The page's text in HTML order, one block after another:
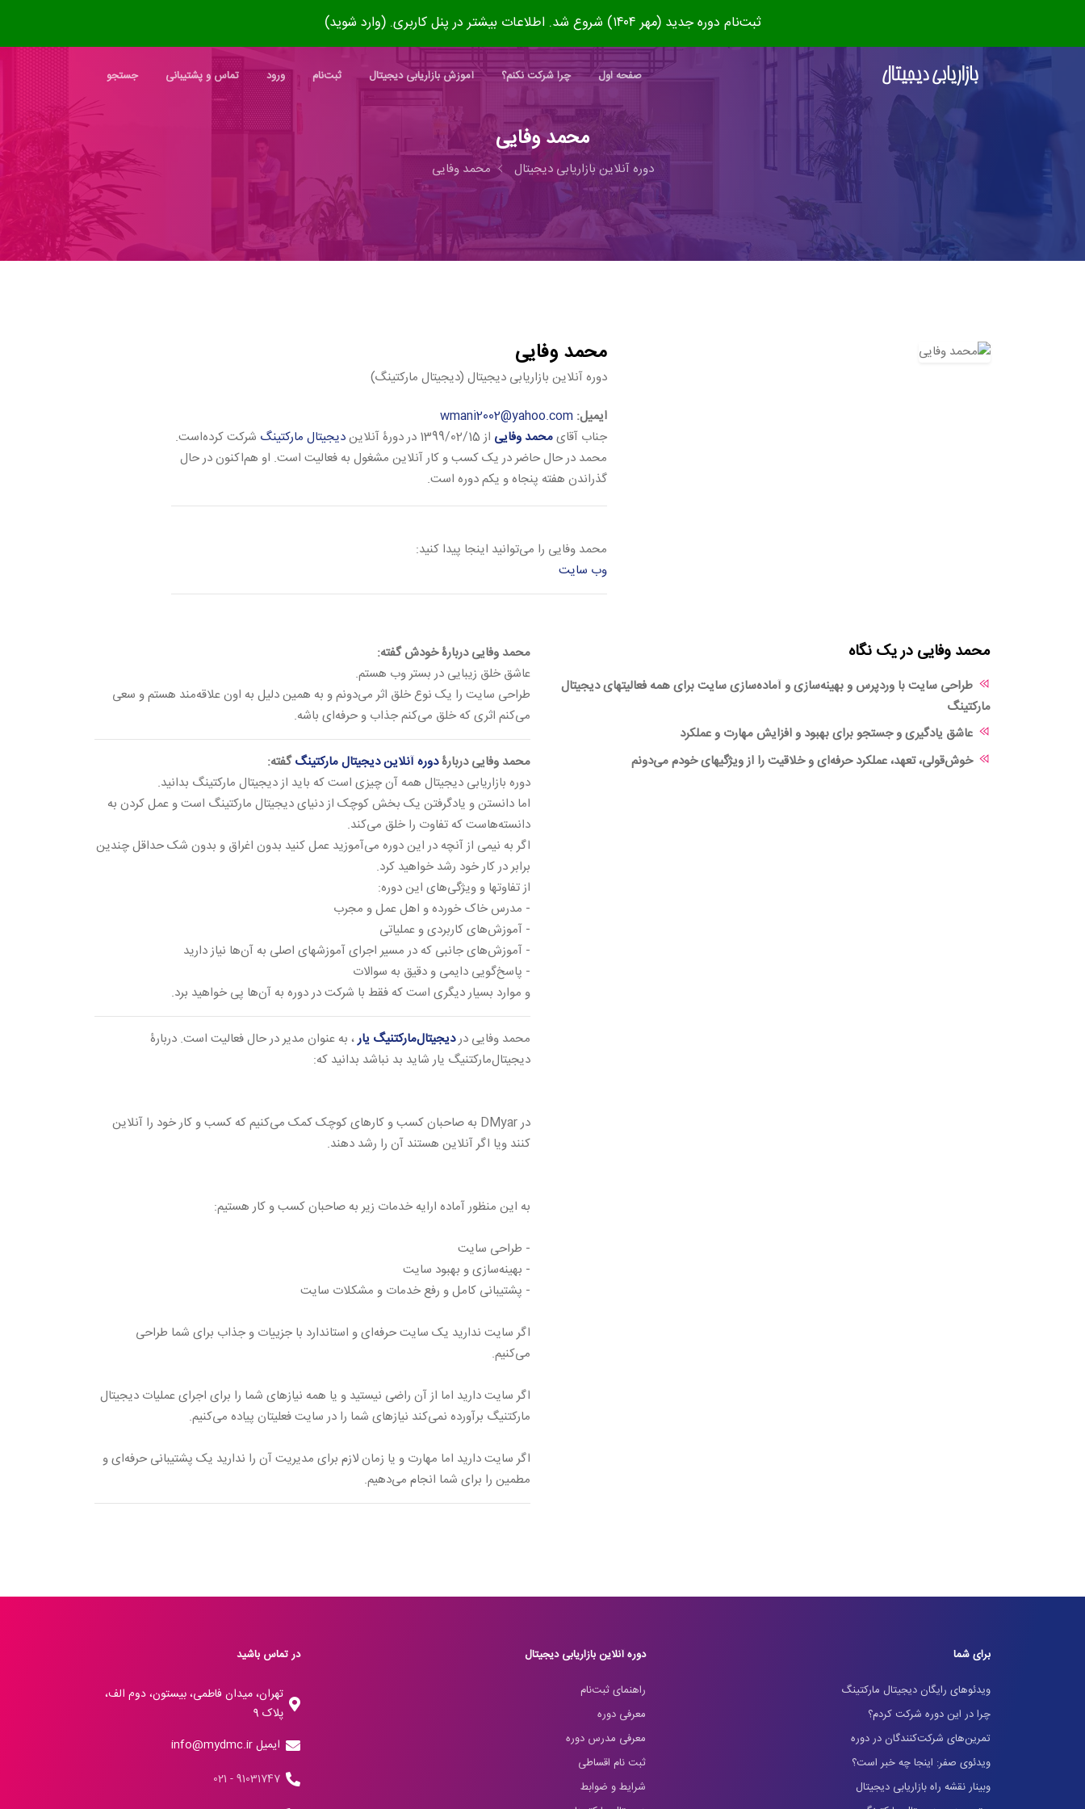
ثبت‌نام دوره جدید (مهر ۱۴۰۴) شروع شد. اطلاعات بیشتر در پنل کاربری. (وارد شوید)
صفحه اول چرا شرکت نکنم؟ آموزش بازاریابی دیجیتال ثبت‌نام ورود تماس و پشتیبانی جستجو
محمد وفایی
دوره آنلاین بازاریابی دیجیتال محمد وفایی
محمد وفایی
دوره آنلاین بازاریابی دیجیتال (دیجیتال مارکتینگ)
ایمیل: wmani2002@yahoo.com
جناب آقایمحمد وفایی از 1399/02/15 در دورۀ آنلاین دیجیتال مارکتینگ شرکت کرده‌است.
محمد در حال حاضر در یک کسب و کار آنلاین مشغول به فعالیت است. او هم‌اکنون در حال
گذراندن هفته پنجاه و یکم دوره است.
محمد وفایی را می‌توانید اینجا پیدا کنید:
وب سایت
محمد وفایی در یک نگاه
طراحی سایت با وردپرس و بهینه‌سازی و آماده‌سازی سایت برای همه فعالیتهای دیجیتال
مارکتینگ
عاشق یادگیری و جستجو برای بهبود و افزایش مهارت و عملکرد
خوش‌قولی، تعهد،‌ عملکرد حرفه‌ای و خلاقیت را از ویژگیهای خودم می‌دونم
محمد وفایی دربارۀ خودش گفته:
عاشق خلق زیبایی در بستر وب هستم.
طراحی سایت را یک نوع خلق اثر می‌دونم و به همین دلیل به اون علاقه‌مند هستم و سعی
می‌کنم اثری که خلق می‌کنم جذاب و حرفه‌ای باشه.
محمد وفایی دربارۀدوره آنلاین دیجیتال مارکتینگگفته:
دوره بازاریابی دیجیتال همه آن چیزی است که باید از دیجیتال مارکتینگ بدانید.
اما دانستن و یادگرفتن یک بخش کوچک از دنیای دیجیتال مارکتینگ است و عمل کردن به
دانسته‌هاست که تفاوت را خلق می‌کند.
اگر به نیمی از آنچه در این دوره می‌آموزید عمل کنید بدون اغراق و بدون شک حداقل چندین
برابر در کار خود رشد خواهید کرد.
از تفاوتها و ویژگی‌های این دوره:
- مدرس خاک خورده و اهل عمل و مجرب
- آموزش‌های کاربردی و عملیاتی
- آموزش‌های جانبی که در مسیر اجرای آموزشهای اصلی به آن‌ها نیاز دارید
- پاسخ‌گویی دایمی و دقیق به سوالات
و موارد بسیار دیگری است که فقط با شرکت در دوره به آن‌ها پی خواهید برد.
محمد وفایی دردیجیتال‌مارکتنیگ یار، به عنوان مدیر در حال فعالیت است. دربارۀ
دیجیتال‌مارکتنیگ یار شاید بد نباشد بدانید که:
در DMyar به صاحبان کسب و کارهای کوچک کمک می‌کنیم که کسب و کار خود را آنلاین
کنند ویا اگر آنلاین هستند آن را رشد دهند.
به این منظور آماده ارایه خدمات زیر به صاحبان کسب و کار هستیم:
- طراحی سایت
- بهینه‌سازی و بهبود سایت
- پشتیبانی کامل و رفع خدمات و مشکلات سایت
اگر سایت ندارید یک سایت حرفه‌ای و استاندارد با جزییات و جذاب برای شما طراحی
می‌کنیم.
اگر سایت دارید اما از آن راضی نیستید و یا همه نیازهای شما را برای اجرای عملیات دیجیتال
مارکتنیگ برآورده نمی‌کند نیازهای شما را در سایت فعلیتان پیاده می‌کنیم.
اگر سایت دارید اما مهارت و یا زمان لازم برای مدیریت آن را ندارید یک پشتیبانی حرفه‌ای و
مطمین را برای شما انجام می‌دهیم.
برای شما
ویدئوهای رایگان دیجیتال مارکتینگ
چرا در این دوره شرکت کردم؟
تمرین‌های شرکت‌کنندگان در دوره
ویدئوی صفر: اینجا چه خبر است؟
وبینار نقشه راه بازاریابی دیجیتال
دوره آنلاین بازاریابی دیجیتال
راهنمای ثبت‌نام
معرفی دوره
معرفی مدرس دوره
ثبت نام اقساطی
شرایط و ضوابط
در تماس باشید
تهران، میدان فاطمی، بیستون، دوم الف،
پلاک 9
ایمیل info@mydmc.ir
91031747 - 021